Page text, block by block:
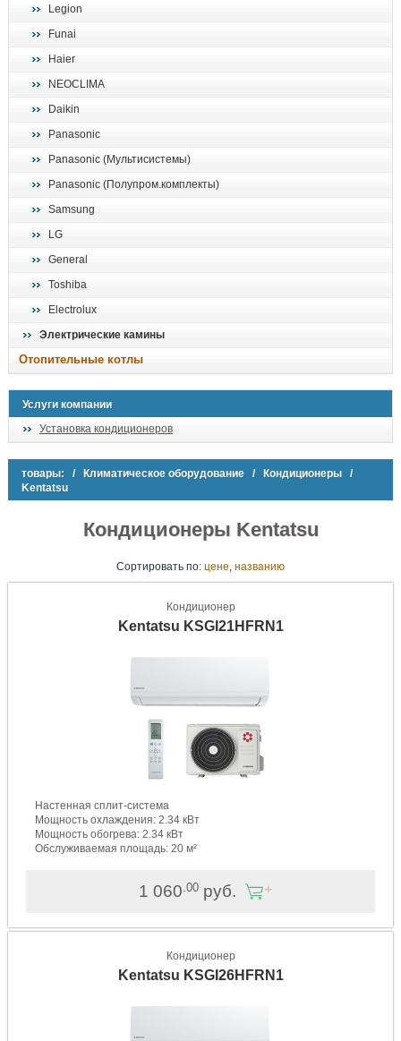
Legion
Funai
Haier
NEOCLIMA
Daikin
Panasonic
Panasonic (Мультисистемы)
Panasonic (Полупром.комплекты)
Samsung
LG
General
Toshiba
Electrolux
Электрические камины
Отопительные котлы
Услуги компании
Установка кондиционеров
товары: / Климатическое оборудование / Кондиционеры /
Kentatsu
Кондиционеры Kentatsu
Сортировать по: цене, названию
Кондиционер
Kentatsu KSGI21HFRN1
Настенная сплит-система
Мощность охлаждения: 2.34 кВт
Мощность обогрева: 2.34 кВт
Обслуживаемая площадь: 20 м²
1 060 .00руб.
Кондиционер
Kentatsu KSGI26HFRN1